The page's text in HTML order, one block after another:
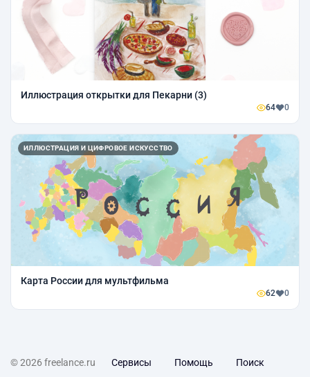
Иллюстрация открытки для Пекарни (3)
64 0
ИЛЛЮСТРАЦИЯ И ЦИФРОВОЕ ИСКУССТВО
Карта России для мультфильма
62 0
© 2026 freelance.ru Сервисы Помощь Поиск